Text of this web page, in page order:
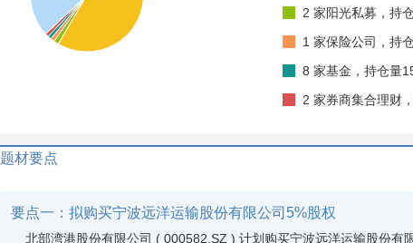
2 家阳光私募，持
1 家保险公司，持
8 家基金，持仓量
2 家券商集合理财
题材要点
要点一：拟购买宁波远洋运输股份有限公司5%股权
北部湾港股份有限公司 ( 000582.SZ ) 计划购买宁波远洋运输股份有